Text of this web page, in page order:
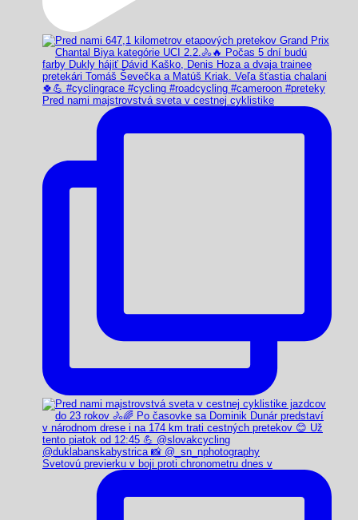
Pred nami majstrovstvá sveta v cestnej cyklistike
Svetovú previerku v boji proti chronometru dnes v